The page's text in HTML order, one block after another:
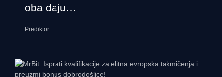
oba daju…
Prediktor ...